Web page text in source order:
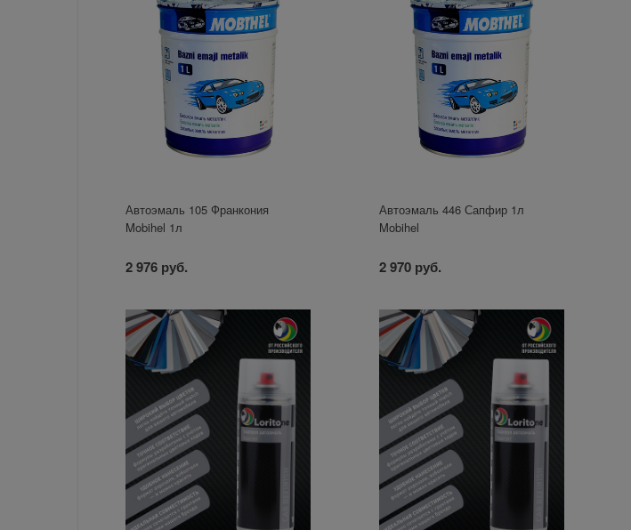
Автоэмаль 105 Франкония
Mobihel 1л
2 976 руб.
Автоэмаль 446 Сапфир 1л
Mobihel
2 970 руб.